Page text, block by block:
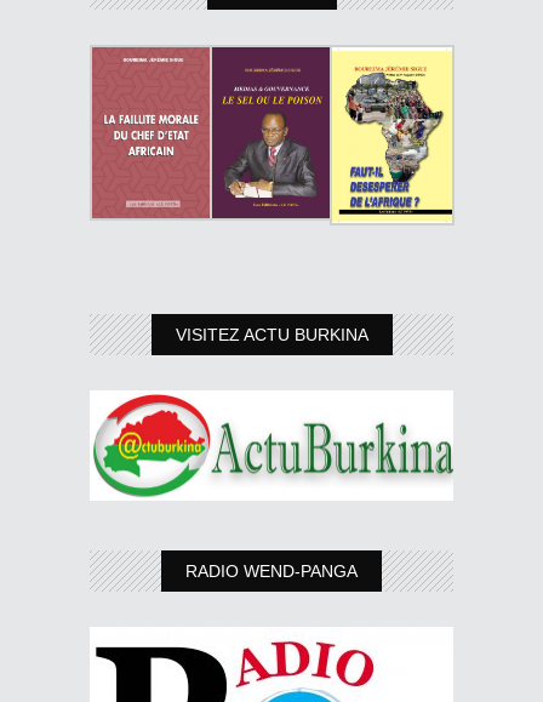
VISITEZ ACTU BURKINA
RADIO WEND-PANGA